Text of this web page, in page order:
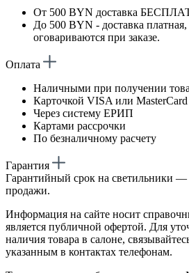
От 500 BYN доставка
До 500 BYN - доставка
оговариваются при заказе.
Оплата
Наличными при получении
Карточкой VISA или
Через систему ЕРИП
Картами рассрочки
По безналичному расчету
Гарантия
Гарантийный срок на светильники —
продажи.
Информация на сайте носит
является публичной офертой. Для
наличия товара в салоне,
указанным в контактах телефонам.